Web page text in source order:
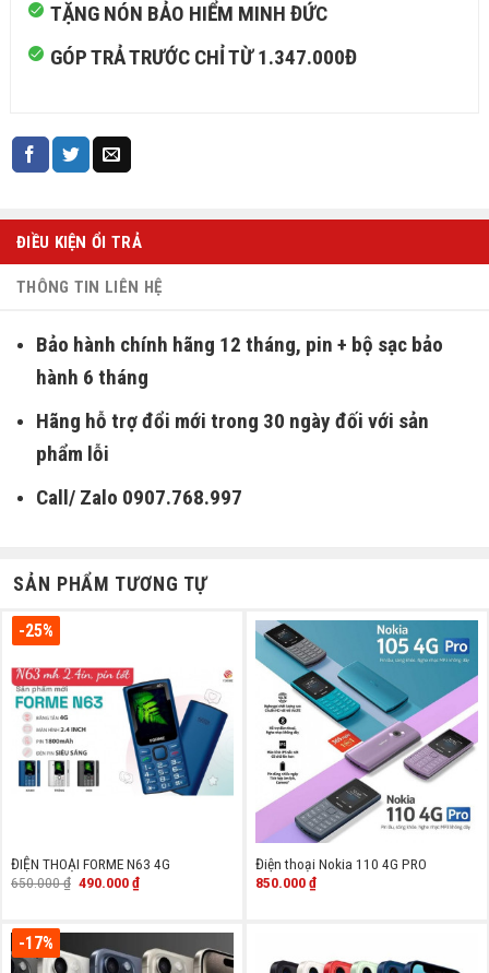
TẶNG NÓN BẢO HIỂM MINH ĐỨC
GÓP TRẢ TRƯỚC CHỈ TỪ 1.347.000Đ
ĐIỀU KIỆN ỔI TRẢ
THÔNG TIN LIÊN HỆ
Bảo hành chính hãng 12 tháng, pin + bộ sạc bảo
hành 6 tháng
Hãng hỗ trợ đổi mới trong 30 ngày đối với sản
phẩm lỗi
Call/ Zalo 0907.768.997
SẢN PHẨM TƯƠNG TỰ
-25%
ĐIỆN THOẠI FORME N63 4G
650.000₫ Giá
490.000₫Giá
490.000 ₫.
Điện thoại Nokia 110 4G PRO
850.000₫
-17%